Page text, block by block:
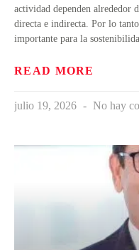
actividad dependen alrededor
directa e indirecta. Por lo
importante para la
READ MORE
julio 19, 2026 No hay